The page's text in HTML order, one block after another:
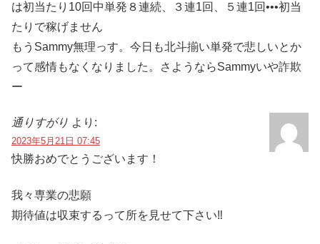
は初当たり10回中単発８連続、３連1回、５連1回•••初当
たりで稼げません
もうSammy無理っす。今日も北斗揃い単発で悲しいとか
って感情もなくなりました。さようならSammyいや詐欺
ー
通りすがり より:
2023年5月21日 07:45
快勝おめでとうございます！
我々専業の悲願
期待値は収束するって所を見せて下さい‼️